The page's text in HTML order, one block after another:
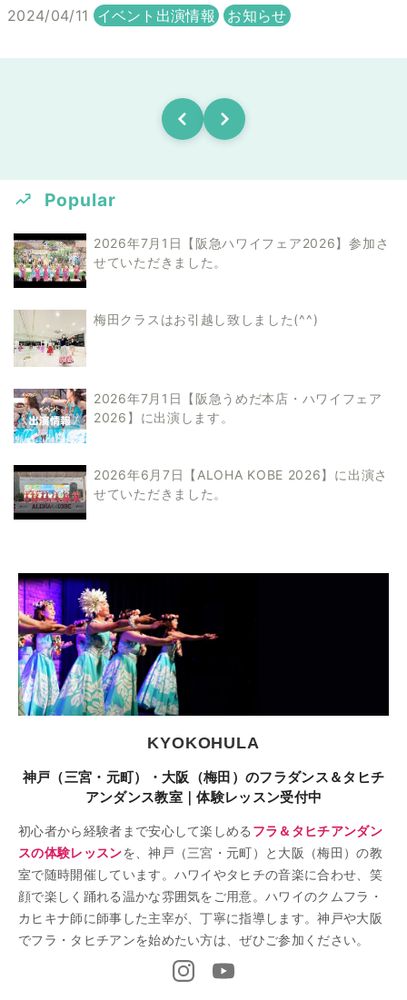
2024/04/11 イベント出演情報 お知らせ
Popular
2026年7月1日【阪急ハワイフェア2026】参加さ
せていただきました。
梅田クラスはお引越し致しました(^^)
2026年7月1日【阪急うめだ本店・ハワイフェア
2026】に出演します。
2026年6月7日【ALOHA KOBE 2026】に出演さ
せていただきました。
KYOKOHULA
神戸（三宮・元町）・大阪（梅田）のフラダンス＆タヒチ
アンダンス教室｜体験レッスン受付中
初心者から経験者まで安心して楽しめる フラ＆タヒチアンダン
スの体験レッスンを、神戸（三宮・元町）と大阪（梅田）の教
室で随時開催しています。ハワイやタヒチの音楽に合わせ、笑
顔で楽しく踊れる温かな雰囲気をご用意。ハワイのクムフラ・
カヒキナ師に師事した主宰が、丁寧に指導します。神戸や大阪
でフラ・タヒチアンを始めたい方は、ぜひご参加ください。